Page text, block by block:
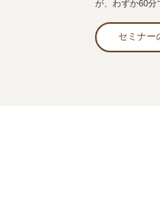
が、わずか60分
セミナー